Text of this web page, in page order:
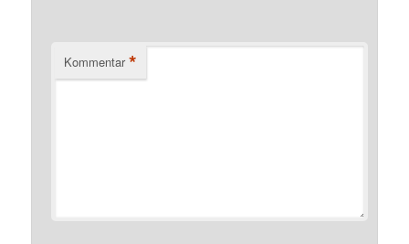
Kommentar *